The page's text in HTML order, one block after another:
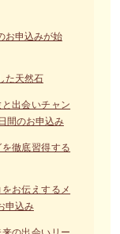
お申込みが始
た天然石
出会いチャン
間のお申込み
徹底習得する
お伝えするメ
申込み